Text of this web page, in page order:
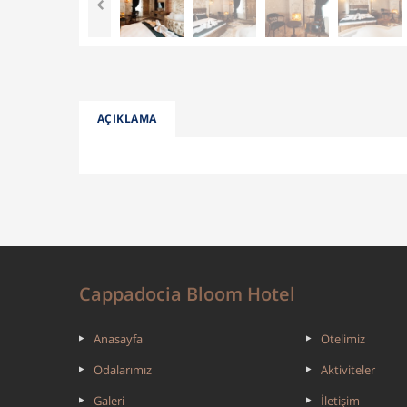
AÇIKLAMA
Cappadocia Bloom Hotel
Anasayfa
Otelimiz
Odalarımız
Aktiviteler
Galeri
İletişim